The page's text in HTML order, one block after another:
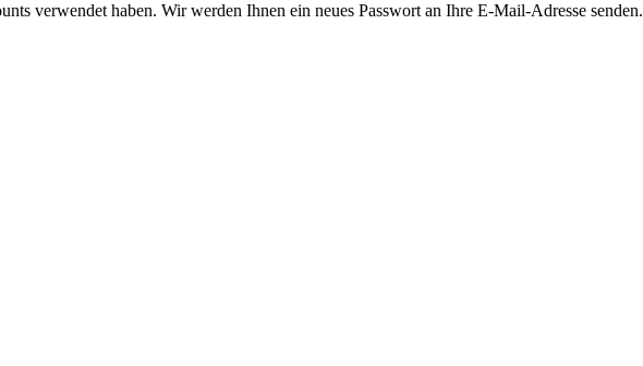
verwendet haben. Wir werden Ihnen ein neues Passwort an Ihre E-Mail-Adresse senden.